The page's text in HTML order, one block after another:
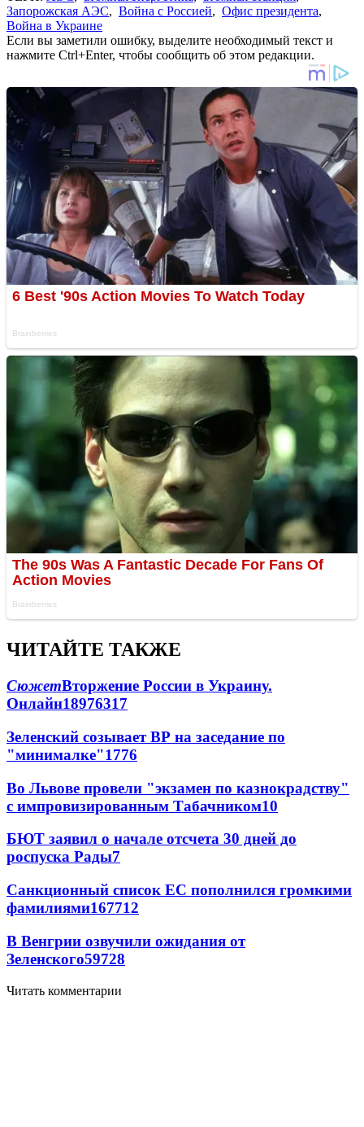
Запорожская АЭС, Война с Россией, Офис президента,
Война в Украине
Если вы заметили ошибку, выделите необходимый текст и
нажмите Ctrl+Enter, чтобы сообщить об этом редакции.
ЧИТАЙТЕ ТАКЖЕ
СюжетВторжение России в Украину.
Онлайн18976317
Зеленский созывает ВР на заседание по
"минималке"1776
Во Львове провели "экзамен по казнокрадству"
с импровизированным Табачником10
БЮТ заявил о начале отсчета 30 дней до
роспуска Рады7
Санкционный список ЕС пополнился громкими
фамилиями167712
В Венгрии озвучили ожидания от
Зеленского59728
Читать комментарии